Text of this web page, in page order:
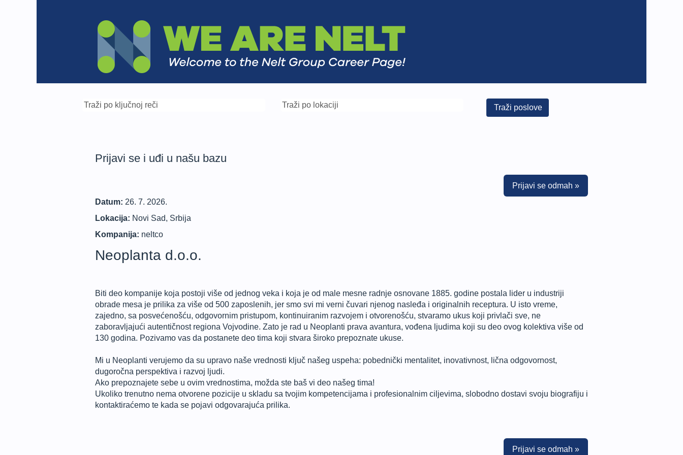
Prijavi se i uđi u našu bazu
Prijavi se odmah »
Datum: 26. 7. 2026.
Lokacija: Novi Sad, Srbija
Kompanija: neltco
Neoplanta d.o.o.
Biti deo kompanije koja postoji više od jednog veka i koja je od male mesne radnje osnovane 1885. godine postala lider u industriji
obrade mesa je prilika za više od 500 zaposlenih, jer smo svi mi verni čuvari njenog nasleđa i originalnih receptura. U isto vreme,
zajedno, sa posvećenošću, odgovornim pristupom, kontinuiranim razvojem i otvorenošću, stvaramo ukus koji privlači sve, ne
zaboravljajući autentičnost regiona Vojvodine. Zato je rad u Neoplanti prava avantura, vođena ljudima koji su deo ovog kolektiva više od
130 godina. Pozivamo vas da postanete deo tima koji stvara široko prepoznate ukuse.
Mi u Neoplanti verujemo da su upravo naše vrednosti ključ našeg uspeha: pobednički mentalitet, inovativnost, lična odgovornost,
dugoročna perspektiva i razvoj ljudi.
Ako prepoznajete sebe u ovim vrednostima, možda ste baš vi deo našeg tima!
Ukoliko trenutno nema otvorene pozicije u skladu sa tvojim kompetencijama i profesionalnim ciljevima, slobodno dostavi svoju biografiju i
kontaktiraćemo te kada se pojavi odgovarajuća prilika.
Prijavi se odmah »